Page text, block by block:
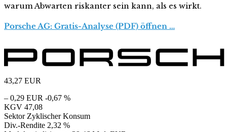
warum Abwarten riskanter sein kann, als es wirkt.
Porsche AG: Gratis-Analyse (PDF) öffnen …
43,27 EUR
– 0,29 EUR -0,67 %
KGV 47,08
Sektor Zyklischer Konsum
Div.-Rendite 2,32 %